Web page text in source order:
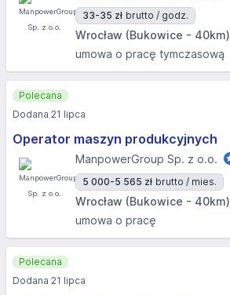
33-35 zł brutto / godz.
Wrocław (Bukowice - 40km)
umowa o pracę tymczasową
Operator maszyn produkcyjnych
ManpowerGroup Sp. z o.o.
5 000-5 565 zł brutto / mies.
Wrocław (Bukowice - 40km)
umowa o pracę
Polecana
Dodana 21 lipca
Polecana
Dodana 21 lipca